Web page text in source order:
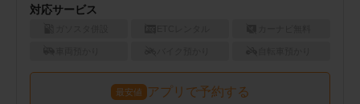
対応サービス
最安値 アプリで予約する